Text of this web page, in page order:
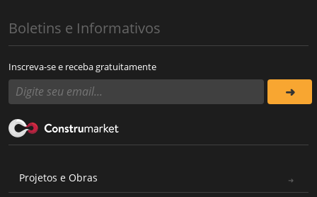
Boletins e Informativos
Inscreva-se e receba gratuitamente
Projetos e Obras